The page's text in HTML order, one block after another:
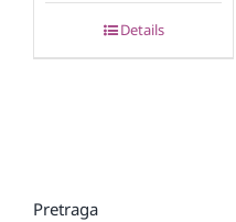
Details
Pretraga